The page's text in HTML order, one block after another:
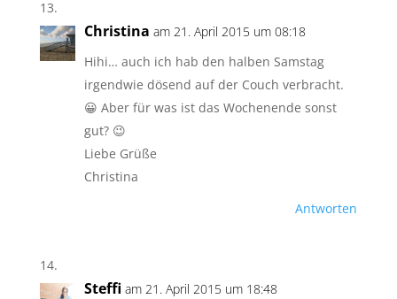
Christina am 21. April 2015 um 08:18
Hihi… auch ich hab den halben Samstag
irgendwie dösend auf der Couch verbracht.
😀 Aber für was ist das Wochenende sonst
gut? 😉
Liebe Grüße
Christina
Antworten
Steffi am 21. April 2015 um 18:48